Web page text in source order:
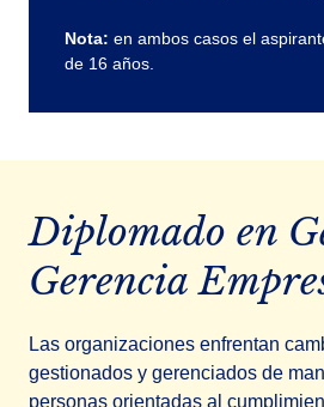
Nota: en ambos casos el
de 16 años.
Diplomado en
Gerencia
Las organizaciones enfrentan
gestionados y gerenciados de
personas orientadas al